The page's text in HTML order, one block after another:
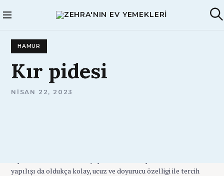
k
r
HAMUR
Kır pidesi
A
NISAN 22, 2023
yapılışı da oldukça kolay, ucuz ve doyurucu özelligi ile tercih